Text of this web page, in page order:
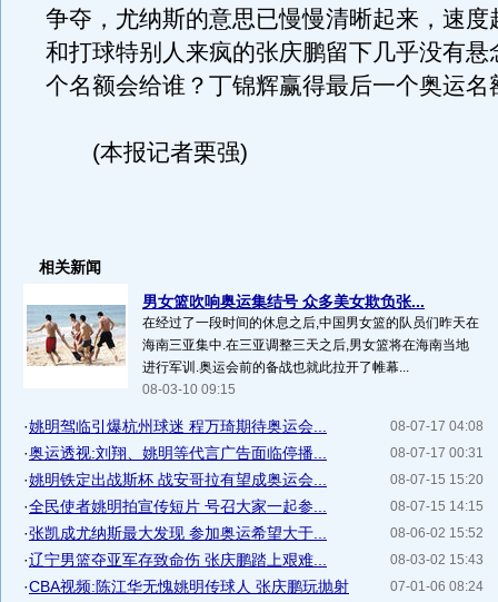
争夺，尤纳斯的意思已慢慢清晰起来，速度
和打球特别人来疯的张庆鹏留下几乎没有悬
个名额会给谁？丁锦辉赢得最后一个奥运名
(本报记者栗强)
相关新闻
男女篮吹响奥运集结号 众多美女欺负张...
在经过了一段时间的休息之后,中国男女篮的队员们昨天在
海南三亚集中.在三亚调整三天之后,男女篮将在海南当地
进行军训.奥运会前的备战也就此拉开了帷幕...
08-03-10 09:15
08-07-17 04:08
·姚明驾临引爆杭州球迷 程万琦期待奥运会...
08-07-17 00:31
·奥运透视:刘翔、姚明等代言广告面临停播...
08-07-15 15:20
·姚明铁定出战斯杯 战安哥拉有望成奥运会...
08-07-15 14:15
·全民使者姚明拍宣传短片 号召大家一起参...
08-06-02 15:52
·张凯成尤纳斯最大发现 参加奥运希望大于...
08-03-02 15:43
·辽宁男篮夺亚军存致命伤 张庆鹏踏上艰难...
07-01-06 08:24
·CBA视频:陈江华无愧姚明传球人 张庆鹏玩抛射